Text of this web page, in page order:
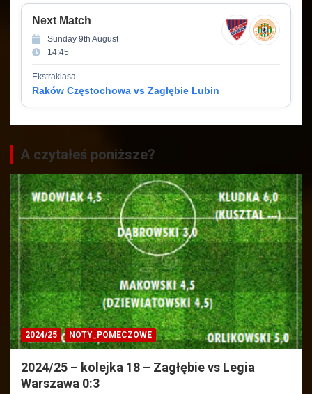
Next Match
Sunday 9th August
14:45
Ekstraklasa
Raków Częstochowa vs Zagłębie Lubin
A czytałeś poniższe?
2024/25 NOTY_POMECZOWE
2024/25 – kolejka 18 – Zagłębie vs Legia
Warszawa 0:3